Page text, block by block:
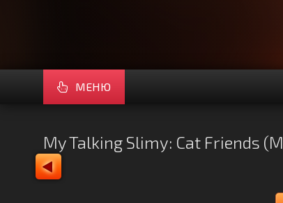
МЕНЮ
My Talking Slimy: Cat Friends